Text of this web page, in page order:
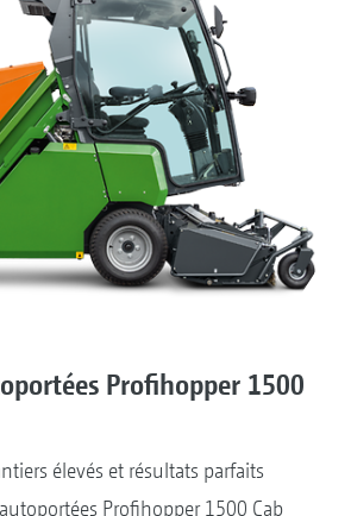
Profihopper 1500
élevés et résultats parfaits
Profihopper 1500 Cab